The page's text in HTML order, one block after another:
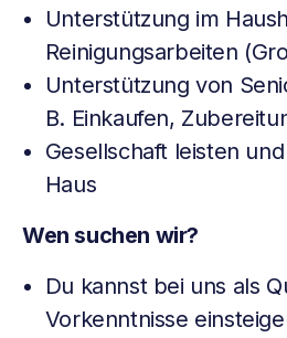
Unterstützung im
Reinigungsarbeiten
Unterstützung von
B. Einkaufen,
Gesellschaft leisten
Haus
Wen suchen wir?
Du kannst bei uns als
Vorkenntnisse